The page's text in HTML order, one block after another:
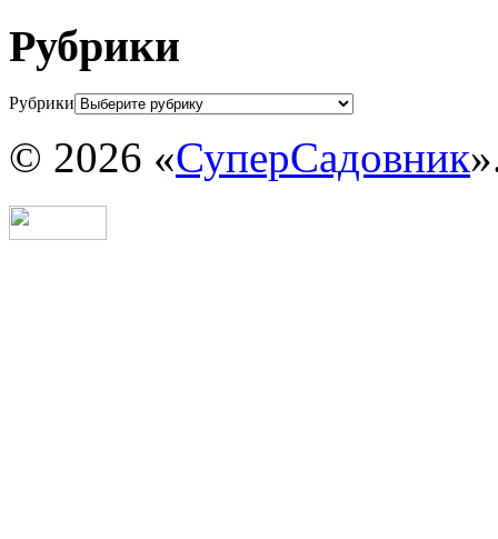
Рубрики
Рубрики
© 2026 «СуперСадовник